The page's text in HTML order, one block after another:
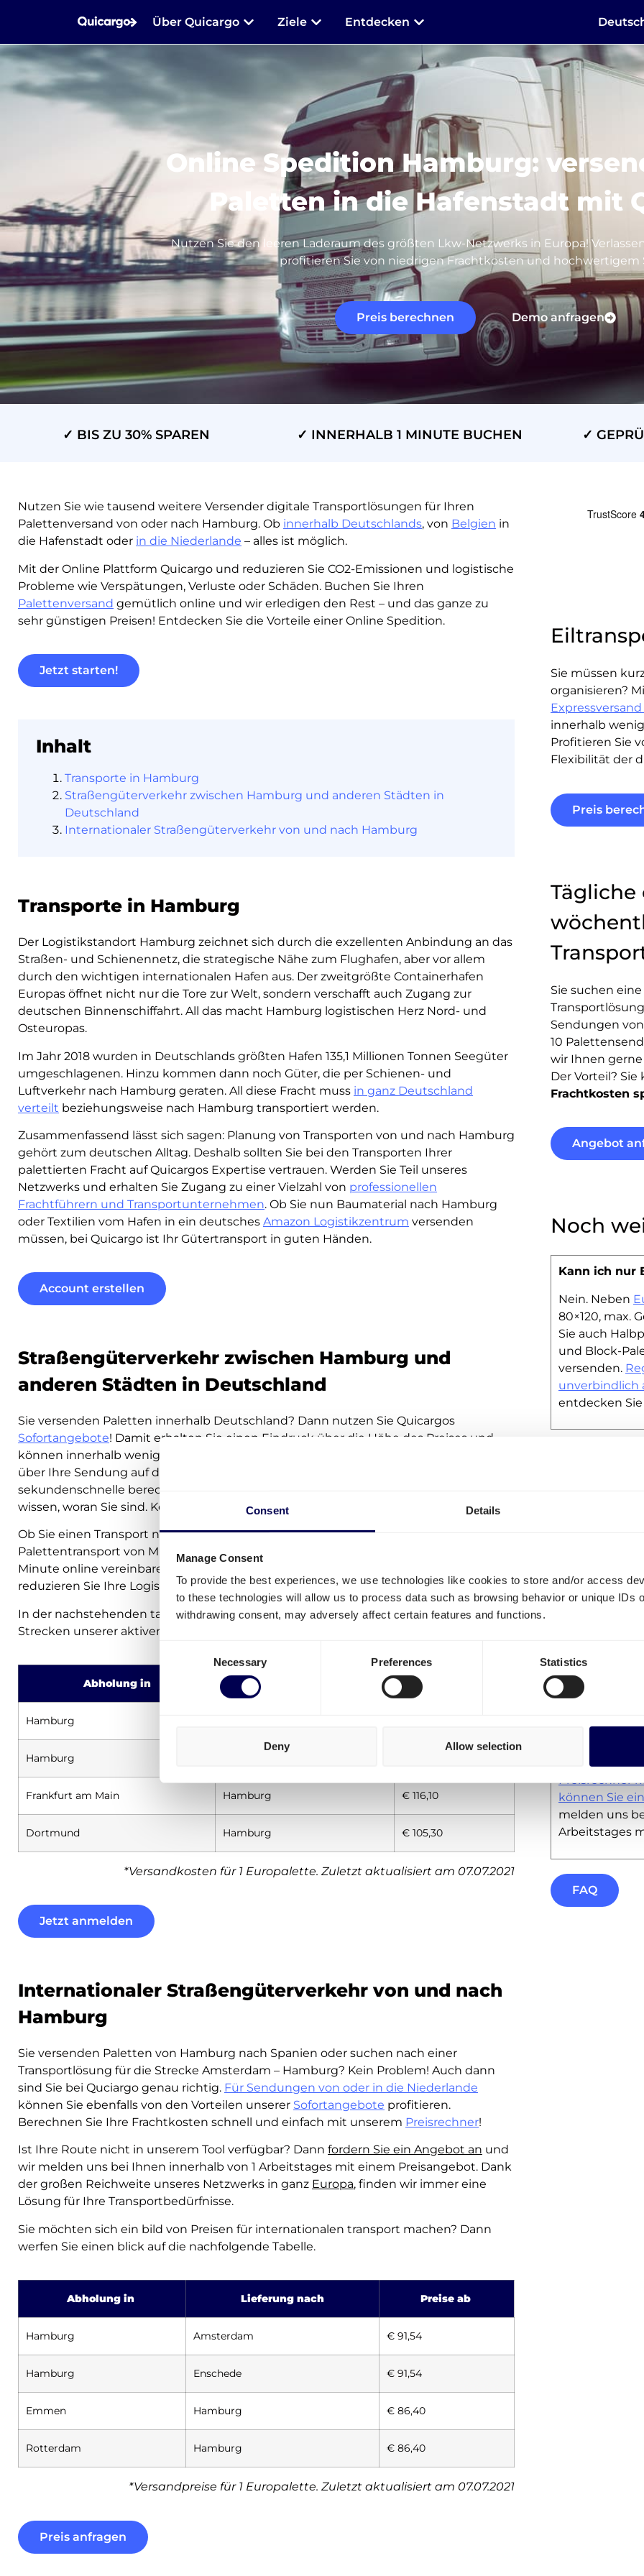
Consent Details
Manage Consent
To provide the best experiences, we use technologies like cookies to store and/or access
to these technologies will allow us to process data such as browsing behavior or unique IDs
withdrawing consent, may adversely affect certain features and functions.
Selection
Necessary Preferences Statistics
Deny Allow selection
Über Quicargo Ziele Entdecken
Online Spedition Hamburg:
Paletten in die Hafenstadt mit
Nutzen Sie den leeren Laderaum des größten Lkw-Netzwerks in Europa!
profitieren Sie von niedrigen Frachtkosten und hochwertigem
Preis berechnen Demo anfragen
✓ BIS ZU 30% SPAREN ✓ INNERHALB 1 MINUTE BUCHEN ✓
Nutzen Sie wie tausend weitere Versender digitale Transportlösungen für Ihren
Palettenversand von oder nach Hamburg. Ob innerhalb Deutschlands, von Belgien in
die Hafenstadt oder in die Niederlande – alles ist möglich.
Mit der Online Plattform Quicargo und reduzieren Sie CO2-Emissionen und logistische
Probleme wie Verspätungen, Verluste oder Schäden. Buchen Sie Ihren
Palettenversand gemütlich online und wir erledigen den Rest – und das ganze zu
sehr günstigen Preisen! Entdecken Sie die Vorteile einer Online Spedition.
Jetzt starten!
Inhalt
Transporte in Hamburg
Straßengüterverkehr zwischen Hamburg und anderen Städten in
Deutschland
Internationaler Straßengüterverkehr von und nach Hamburg
Transporte in Hamburg
Der Logistikstandort Hamburg zeichnet sich durch die exzellenten Anbindung an das
Straßen- und Schienennetz, die strategische Nähe zum Flughafen, aber vor allem
durch den wichtigen internationalen Hafen aus. Der zweitgrößte Containerhafen
Europas öffnet nicht nur die Tore zur Welt, sondern verschafft auch Zugang zur
deutschen Binnenschiffahrt. All das macht Hamburg logistischen Herz Nord- und
Osteuropas.
Im Jahr 2018 wurden in Deutschlands größten Hafen 135,1 Millionen Tonnen Seegüter
umgeschlagenen. Hinzu kommen dann noch Güter, die per Schienen- und
Luftverkehr nach Hamburg geraten. All diese Fracht muss in ganz Deutschland
verteilt beziehungsweise nach Hamburg transportiert werden.
Zusammenfassend lässt sich sagen: Planung von Transporten von und nach Hamburg
gehört zum deutschen Alltag. Deshalb sollten Sie bei den Transporten Ihrer
palettierten Fracht auf Quicargos Expertise vertrauen. Werden Sie Teil unseres
Netzwerks und erhalten Sie Zugang zu einer Vielzahl von professionellen
Frachtführern und Transportunternehmen. Ob Sie nun Baumaterial nach Hamburg
oder Textilien vom Hafen in ein deutsches Amazon Logistikzentrum versenden
müssen, bei Quicargo ist Ihr Gütertransport in guten Händen.
Account erstellen
Straßengüterverkehr zwischen Hamburg und
anderen Städten in Deutschland
Sie versenden Paletten innerhalb Deutschland? Dann nutzen Sie Quicargos
Sofortangebote! Damit erhalten Sie einen Eindruck über die Höhe des Preises und
können innerhalb weniger Minuten buchen. Geben Sie einfach die Informationen
über Ihre Sendung auf der Quicargo Plattform an und der Preis wird ins
sekundenschnelle berechnet. Wir legen großen Wert auf Transparenz, den Sie sollen
wissen, woran Sie sind. Keine versteckten Kosten!
Ob Sie einen Transport nach Berlin, eine Spedition in Bremen oder einen
Palettentransport von München aus benötigen, Sie können alles innerhalb von 1
Minute online vereinbaren. Profitieren Sie von Zeitersparnissen bei Ihrer Planung,
reduzieren Sie Ihre Logistikkosten und verringern Sie den CO2-Ausstoß.
In der nachstehenden tabelle finden Sie Beispiele einiger Sofortangebote für beliebte
Strecken unserer aktiven Kunden:
Abholung in
Hamburg
Hamburg
Frankfurt am Main Hamburg € 116,10
Dortmund Hamburg € 105,30
*Versandkosten für 1 Europalette. Zuletzt aktualisiert am 07.07.2021
Jetzt anmelden
Internationaler Straßengüterverkehr von und nach
Hamburg
Sie versenden Paletten von Hamburg nach Spanien oder suchen nach einer
Transportlösung für die Strecke Amsterdam – Hamburg? Kein Problem! Auch dann
sind Sie bei Quciargo genau richtig. Für Sendungen von oder in die Niederlande
können Sie ebenfalls von den Vorteilen unserer Sofortangebote profitieren.
Berechnen Sie Ihre Frachtkosten schnell und einfach mit unserem Preisrechner!
Ist Ihre Route nicht in unserem Tool verfügbar? Dann fordern Sie ein Angebot an und
wir melden uns bei Ihnen innerhalb von 1 Arbeitstages mit einem Preisangebot. Dank
der großen Reichweite unseres Netzwerks in ganz Europa, finden wir immer eine
Lösung für Ihre Transportbedürfnisse.
Sie möchten sich ein bild von Preisen für internationalen transport machen? Dann
werfen Sie einen blick auf die nachfolgende Tabelle.
Abholung in Lieferung nach Preise ab
Hamburg Amsterdam € 91,54
Hamburg Enschede € 91,54
Emmen Hamburg € 86,40
Rotterdam Hamburg € 86,40
*Versandpreise für 1 Europalette. Zuletzt aktualisiert am 07.07.2021
Preis anfragen
Sie müssen
organisieren?
innerhalb
Profitieren Sie
Flexibilität der
Preis
Tägliche
Sie suchen
Sendungen
10
wir Ihnen gerne
Der Vorteil? Sie
Frachtkosten
Angebot
Noch
Kann ich nur
Nein. Neben
80×120, max.
Sie auch
und Block-
versenden.
unverbindlich
entdecken
Kann man
Nein, auf
mit Quicargo
Warum wird
Route kein
keine
heißt aber
nicht
Preisrechner
können Sie
melden uns
Arbeitstages
FAQ